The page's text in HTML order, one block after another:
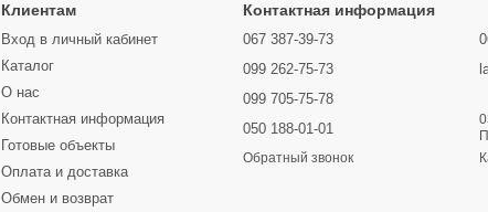
Клиентам
Вход в личный кабинет
Каталог
О нас
Контактная информация
Готовые объекты
Оплата и доставка
Обмен и возврат
Контактная информация
067 387-39-73
099 262-75-73
099 705-75-78
050 188-01-01
Обратный звонок